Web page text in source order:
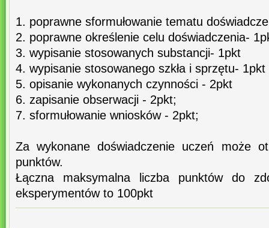
1. poprawne sformułowanie tematu
2. poprawne określenie celu doświadczenia-
3. wypisanie stosowanych substancji- 1pkt
4. wypisanie stosowanego szkła i sprzętu- 1pkt
5. opisanie wykonanych czynności - 2pkt
6. zapisanie obserwacji - 2pkt;
7. sformułowanie wniosków - 2pkt;
Za wykonane doświadczenie uczeń może
punktów.
Łączna maksymalna liczba punktów do
eksperymentów to 100pkt